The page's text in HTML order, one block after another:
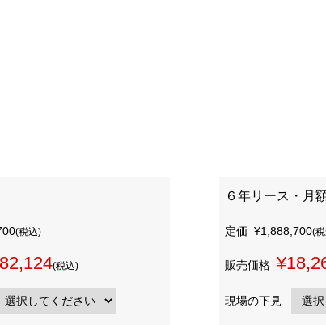
(税込)
(税込)
６年リース・月
定価 ¥1,888,700(
販売価格
現場の下見